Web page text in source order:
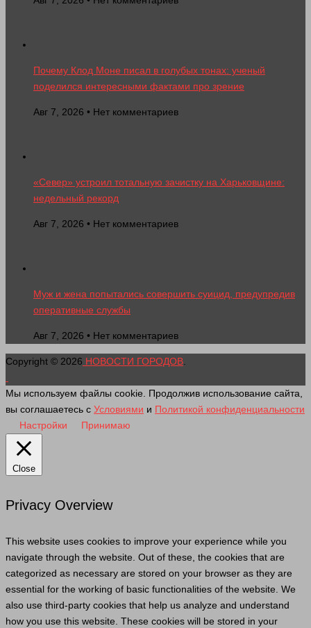
Почему Клод Моне писал в голубых тонах: ученый
поделился интересными фактами про зрение
Авг 7, 2026 • Нет комментариев
«Север» устроил тотальную зачистку на Харьковщине:
недельный рекорд
Авг 7, 2026 • Нет комментариев
Муж и жена попытались совершить суицид, предупредив
оперативные службы
Авг 7, 2026 • Нет комментариев
Copyright © 2026 НОВОСТИ ГОРОДОВ
Мы используем файлы cookie. Продолжив использование сайта,
вы соглашаетесь с Условиями и Политикой конфиденциальности
Настройки
Принимаю
Close
Privacy Overview
This website uses cookies to improve your experience while you
navigate through the website. Out of these, the cookies that are
categorized as necessary are stored on your browser as they are
essential for the working of basic functionalities of the website. We
also use third-party cookies that help us analyze and understand
how you use this website. These cookies will be stored in your